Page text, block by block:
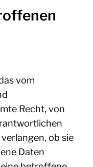
vom
Recht, von
ob sie
Daten